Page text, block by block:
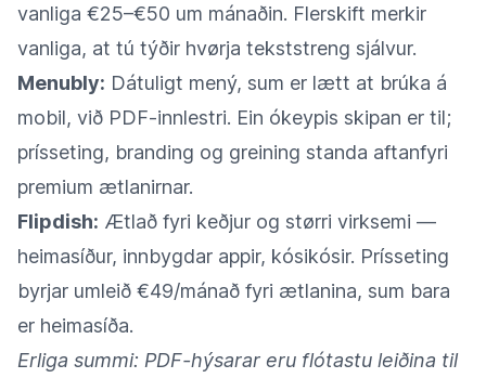
vanliga €25–€50 um mánaðin. Flerskift merkir
vanliga, at tú týðir hvørja tekststreng sjálvur.
Menubly: Dátuligt mený, sum er lætt at brúka á
mobil, við PDF-innlestri. Ein ókeypis skipan er til;
prísseting, branding og greining standa aftanfyri
premium ætlanirnar.
Flipdish: Ætlað fyri keðjur og størri virksemi —
heimasíður, innbygdar appir, kósikósir. Prísseting
byrjar umleið €49/mánað fyri ætlanina, sum bara
er heimasíða.
Erliga summi: PDF-hýsarar eru flótastu leiðina til